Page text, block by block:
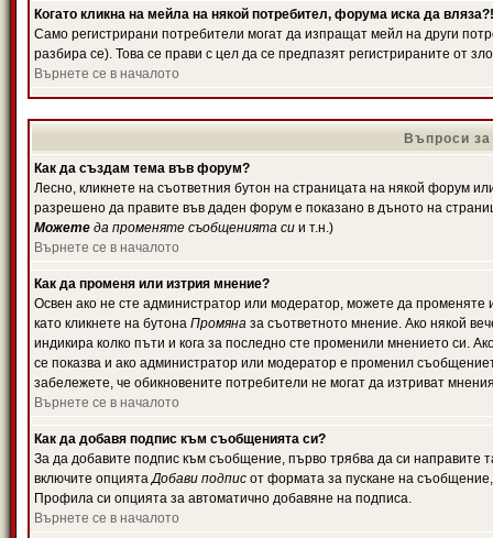
Когато кликна на мейла на някой потребител, форума иска да вляза?!
Само регистрирани потребители могат да изпращат мейл на други
разбира се). Това се прави с цел да се предпазят регистрираните от
Върнете се в началото
Въпроси
Как да създам тема във форум?
Лесно, кликнете на съответния бутон на страницата на някой форум
разрешено да правите във даден форум е показано в дъното на
Можете да променяте съобщенията си и т.н.)
Върнете се в началото
Как да променя или изтрия мнение?
Освен ако не сте администратор или модератор, можете да
като кликнете на бутона Промяна за съответното мнение. Ако някой
индикира колко пъти и кога за последно сте променили мнението си.
се показва и ако администратор или модератор е променил
забележете, че обикновените потребители не могат да изтриват
Върнете се в началото
Как да добавя подпис към съобщенията си?
За да добавите подпис към съобщение, първо трябва да си
включите опциятаДобави подпис от формата за пускане на
Профила си опцията за автоматично добавяне на подписа.
Върнете се в началото